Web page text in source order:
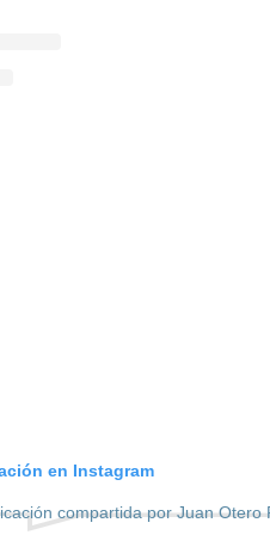
en Instagram
compartida por Juan Otero